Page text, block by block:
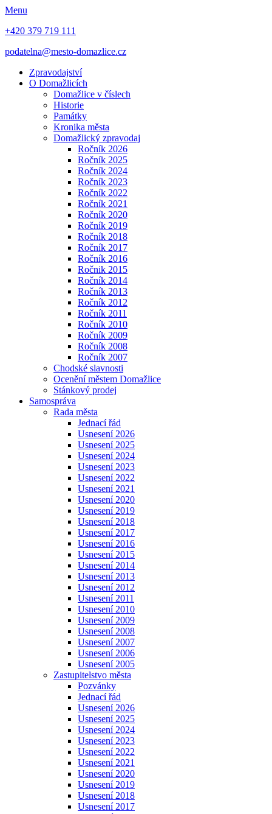
Menu
+420 379 719 111
podatelna@mesto-domazlice.cz
Zpravodajství
O Domažlicích
Domažlice v číslech
Historie
Památky
Kronika města
Domažlický zpravodaj
Ročník 2026
Ročník 2025
Ročník 2024
Ročník 2023
Ročník 2022
Ročník 2021
Ročník 2020
Ročník 2019
Ročník 2018
Ročník 2017
Ročník 2016
Ročnik 2015
Ročník 2014
Ročník 2013
Ročník 2012
Ročník 2011
Ročník 2010
Ročník 2009
Ročník 2008
Ročník 2007
Chodské slavnosti
Ocenění městem Domažlice
Stánkový prodej
Samospráva
Rada města
Jednací řád
Usnesení 2026
Usnesení 2025
Usnesení 2024
Usnesení 2023
Usnesení 2022
Usnesení 2021
Usnesení 2020
Usnesení 2019
Usnesení 2018
Usnesení 2017
Usnesení 2016
Usnesení 2015
Usnesení 2014
Usnesení 2013
Usnesení 2012
Usnesení 2011
Usnesení 2010
Usnesení 2009
Usnesení 2008
Usnesení 2007
Usnesení 2006
Usnesení 2005
Zastupitelstvo města
Pozvánky
Jednací řád
Usnesení 2026
Usnesení 2025
Usnesení 2024
Usnesení 2023
Usnesení 2022
Usnesení 2021
Usnesení 2020
Usnesení 2019
Usnesení 2018
Usnesení 2017